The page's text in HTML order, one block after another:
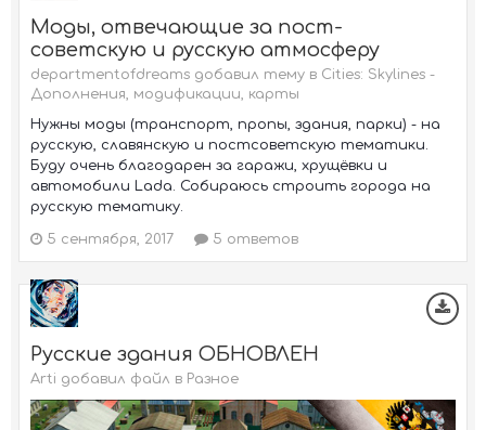
Моды, отвечающие за пост-
советскую и русскую атмосферу
departmentofdreams добавил тему в Cities: Skylines -
Дополнения, модификации, карты
Нужны моды (транспорт, пропы, здания, парки) - на
русскую, славянскую и постсоветскую тематики.
Буду очень благодарен за гаражи, хрущёвки и
автомобили Lada. Собираюсь строить города на
русскую тематику.
5 сентября, 2017 5 ответов
Русские здания ОБНОВЛЕН
Arti добавил файл в Разное